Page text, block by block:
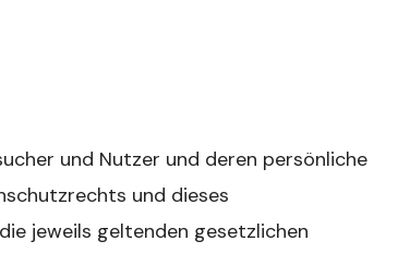
und Nutzer und deren persönliche
und dieses
jeweils geltenden gesetzlichen